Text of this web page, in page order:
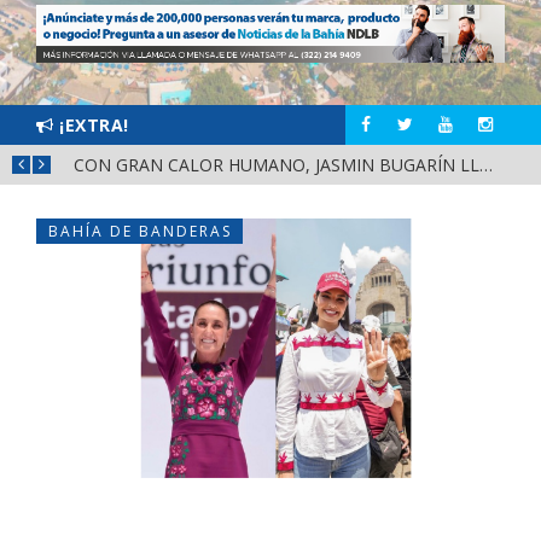
¡EXTRA!
CON GRAN CALOR HUMANO, JASMIN BUGARÍN LLEVA A LAS VARAS, COMPOSTELA, EL MENSAJE DE LA DEFENSA DE LA TRANSFORMACIÓN Y LA SOBERANÍA
BAHÍA DE BANDERAS